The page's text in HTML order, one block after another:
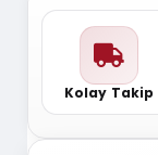
Kolay Takip